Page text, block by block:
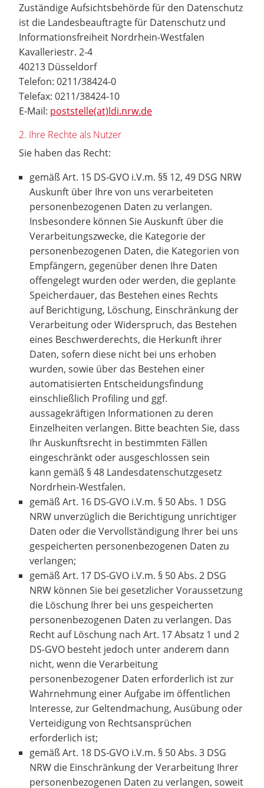
Zuständige Aufsichtsbehörde für den Datenschutz
ist die Landesbeauftragte für Datenschutz und
Informationsfreiheit Nordrhein-Westfalen
Kavalleriestr. 2-4
40213 Düsseldorf
Telefon: 0211/38424-0
Telefax: 0211/38424-10
E-Mail: poststelle(at)ldi.nrw.de
2. Ihre Rechte als Nutzer
Sie haben das Recht:
gemäß Art. 15 DS-GVO i.V.m. §§ 12, 49 DSG NRW
Auskunft über Ihre von uns verarbeiteten
personenbezogenen Daten zu verlangen.
Insbesondere können Sie Auskunft über die
Verarbeitungszwecke, die Kategorie der
personenbezogenen Daten, die Kategorien von
Empfängern, gegenüber denen Ihre Daten
offengelegt wurden oder werden, die geplante
Speicherdauer, das Bestehen eines Rechts
auf Berichtigung, Löschung, Einschränkung der
Verarbeitung oder Widerspruch, das Bestehen
eines Beschwerderechts, die Herkunft ihrer
Daten, sofern diese nicht bei uns erhoben
wurden, sowie über das Bestehen einer
automatisierten Entscheidungsfindung
einschließlich Profiling und ggf.
aussagekräftigen Informationen zu deren
Einzelheiten verlangen. Bitte beachten Sie, dass
Ihr Auskunftsrecht in bestimmten Fällen
eingeschränkt oder ausgeschlossen sein
kann gemäß § 48 Landesdatenschutzgesetz
Nordrhein-Westfalen.
gemäß Art. 16 DS-GVO i.V.m. § 50 Abs. 1 DSG
NRW unverzüglich die Berichtigung unrichtiger
Daten oder die Vervollständigung Ihrer bei uns
gespeicherten personenbezogenen Daten zu
verlangen;
gemäß Art. 17 DS-GVO i.V.m. § 50 Abs. 2 DSG
NRW können Sie bei gesetzlicher Voraussetzung
die Löschung Ihrer bei uns gespeicherten
personenbezogenen Daten zu verlangen. Das
Recht auf Löschung nach Art. 17 Absatz 1 und 2
DS-GVO besteht jedoch unter anderem dann
nicht, wenn die Verarbeitung
personenbezogener Daten erforderlich ist zur
Wahrnehmung einer Aufgabe im öffentlichen
Interesse, zur Geltendmachung, Ausübung oder
Verteidigung von Rechtsansprüchen
erforderlich ist;
gemäß Art. 18 DS-GVO i.V.m. § 50 Abs. 3 DSG
NRW die Einschränkung der Verarbeitung Ihrer
personenbezogenen Daten zu verlangen, soweit